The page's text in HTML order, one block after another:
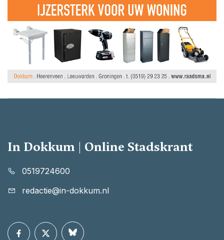
In Dokkum | Online Stadskrant
0519724600
redactie@in-dokkum.nl